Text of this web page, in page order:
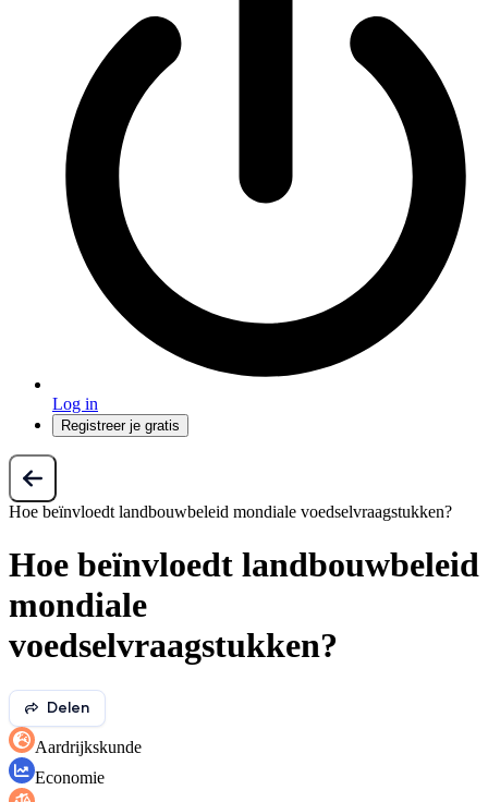
Log in
Registreer je gratis
Hoe beïnvloedt landbouwbeleid mondiale voedselvraagstukken?
Hoe beïnvloedt landbouwbeleid
mondiale
voedselvraagstukken?
Delen
Aardrijkskunde
Economie